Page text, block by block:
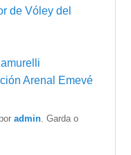
de Vóley del
Arenal Emevé
poradmin . Garda o